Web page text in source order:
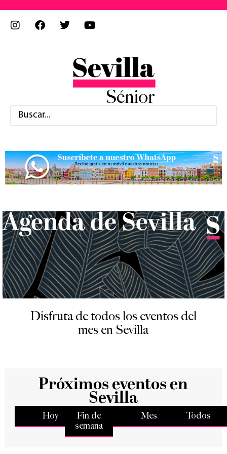
Agenda de Sevilla
Disfruta de todos los eventos del
mes en Sevilla
Próximos eventos en
Sevilla
Hoy
Fin de
semana
Mes Todos